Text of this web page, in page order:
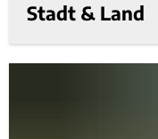
Stadt & Land